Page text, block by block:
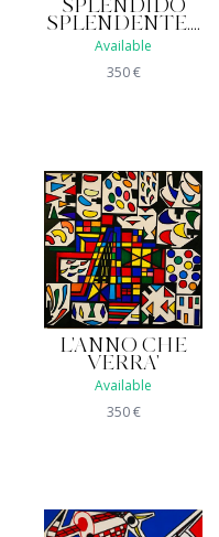
SPLENDIDO
SPLENDENTE....
Available
350€
L'ANNO CHE
VERRA'
Available
350€